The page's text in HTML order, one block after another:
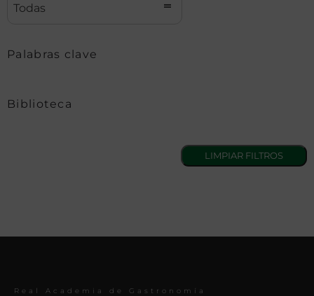
Todas
Palabras clave
Biblioteca
Real Academia de Gastronomía